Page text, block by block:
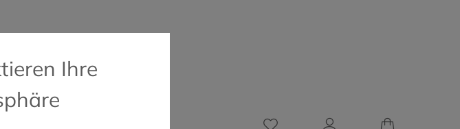
+43 664 196 28 20
Ihre